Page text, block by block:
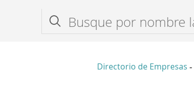
Directorio de Empresas -